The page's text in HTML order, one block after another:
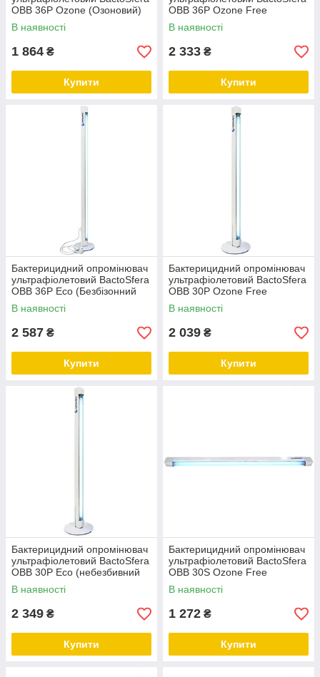
OBB 36Р Ozone (Озоновий)
В наявності
1 864 ₴
Купити
OBB 36Р Ozone Free
(Безозоновий)
В наявності
2 333 ₴
Купити
Бактерицидний опромінювач
ультрафіолетовий BactoSfera
OBB 36Р Eco (Безбізонний
безозоновий)
В наявності
2 587 ₴
Купити
Бактерицидний опромінювач
ультрафіолетовий BactoSfera
OBB 30P Ozone Free
(Безозоновий)
В наявності
2 039 ₴
Купити
Бактерицидний опромінювач
ультрафіолетовий BactoSfera
OBB 30P Eco (небезбивний
безозоновий)
В наявності
2 349 ₴
Купити
Бактерицидний опромінювач
ультрафіолетовий BactoSfera
OBB 30S Ozone Free
(Безозоновий)
В наявності
1 272 ₴
Купити